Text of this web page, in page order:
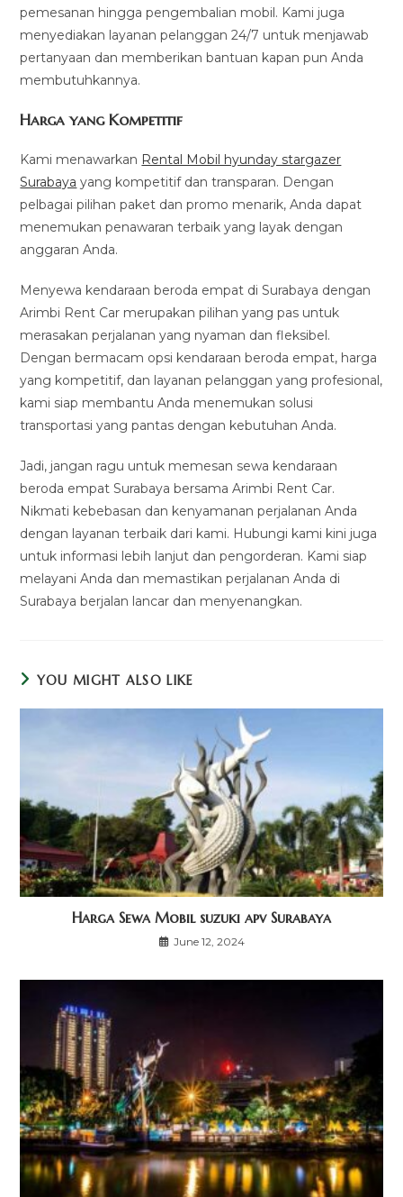
pemesanan hingga pengembalian mobil. Kami juga
menyediakan layanan pelanggan 24/7 untuk menjawab
pertanyaan dan memberikan bantuan kapan pun Anda
membutuhkannya.
Harga yang Kompetitif
Kami menawarkan Rental Mobil hyunday stargazer
Surabaya yang kompetitif dan transparan. Dengan
pelbagai pilihan paket dan promo menarik, Anda dapat
menemukan penawaran terbaik yang layak dengan
anggaran Anda.
Menyewa kendaraan beroda empat di Surabaya dengan
Arimbi Rent Car merupakan pilihan yang pas untuk
merasakan perjalanan yang nyaman dan fleksibel.
Dengan bermacam opsi kendaraan beroda empat, harga
yang kompetitif, dan layanan pelanggan yang profesional,
kami siap membantu Anda menemukan solusi
transportasi yang pantas dengan kebutuhan Anda.
Jadi, jangan ragu untuk memesan sewa kendaraan
beroda empat Surabaya bersama Arimbi Rent Car.
Nikmati kebebasan dan kenyamanan perjalanan Anda
dengan layanan terbaik dari kami. Hubungi kami kini juga
untuk informasi lebih lanjut dan pengorderan. Kami siap
melayani Anda dan memastikan perjalanan Anda di
Surabaya berjalan lancar dan menyenangkan.
YOU MIGHT ALSO LIKE
Harga Sewa Mobil suzuki apv Surabaya
June 12, 2024